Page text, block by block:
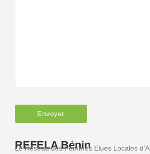
REFELA Bénin
Le Réseau des Femmes Elues Locales